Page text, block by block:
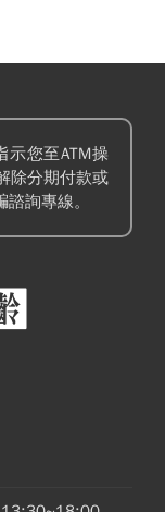
示您至ATM操
除分期付款或
詢專線。